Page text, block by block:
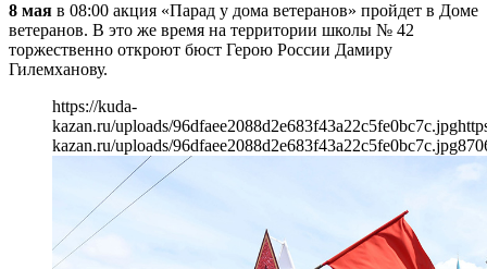
8 мая в 08:00 акция «Парад у дома ветеранов» пройдет в Доме
ветеранов. В это же время на территории школы № 42
торжественно откроют бюст Герою России Дамиру
Гилемханову.
https://kuda-
kazan.ru/uploads/96dfaee2088d2e683f43a22c5fe0bc7c.jpg
kazan.ru/uploads/96dfaee2088d2e683f43a22c5fe0bc7c.jpg870